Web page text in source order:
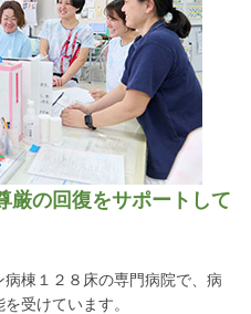
厳の回復をサポートして
棟１２８床の専門病院で、病
受けています。